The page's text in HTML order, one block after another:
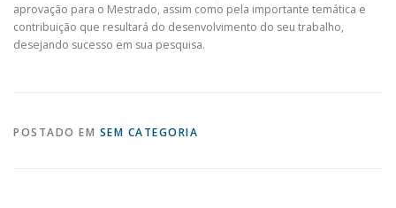
aprovação para o Mestrado, assim como pela importante temática e
contribuição que resultará do desenvolvimento do seu trabalho,
desejando sucesso em sua pesquisa.
POSTADO EM SEM CATEGORIA